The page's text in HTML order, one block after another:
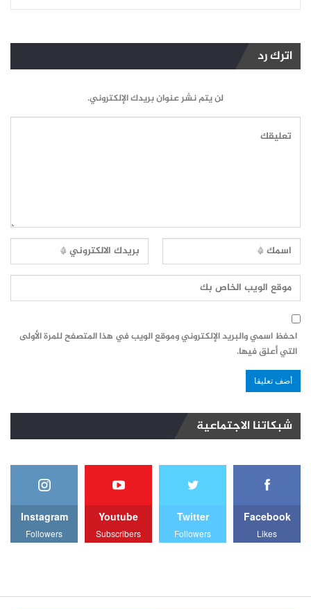
اترك رد
لن يتم نشر عنوان بريدك الإلكتروني.
احفظ اسمي والبريد الإلكتروني وموقع الويب في هذا المتصفح للمرة الأولى
التي أعلق فيها.
شبكاتنا الاجتماعية
Facebook
Likes
Twitter
Followers
Youtube
Subscribers
Instagram
Followers